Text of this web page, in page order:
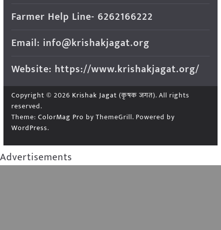
Farmer Help Line- 6262166222
Email: info@krishakjagat.org
Website: https://www.krishakjagat.org/
Copyright © 2026 Krishak Jagat (कृषक जगत). All rights
reserved.
Theme: ColorMag Pro by ThemeGrill. Powered by
WordPress.
Advertisements